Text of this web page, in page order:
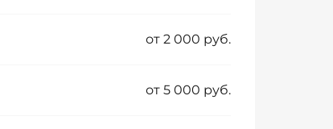
от 2 000 руб.
от 5 000 руб.